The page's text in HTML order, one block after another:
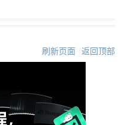
刷新页面 返回顶部